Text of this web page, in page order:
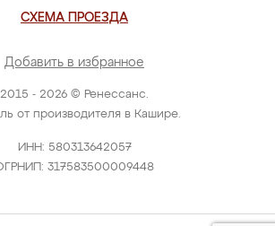
2015 - 2026 © Ренессанс.
от производителя в Кашире.
ИНН: 580313642057
317583500009448
СХЕМА ПРОЕЗДА
Добавить в избранное